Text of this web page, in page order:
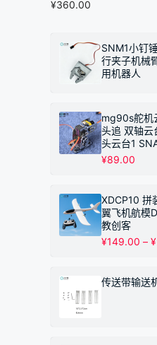
¥360.00
SNM1小钉
行夹子机械
用机器人
mg90s舵机
头追 双轴云
头云台1
带摄像头
¥89.00
XDCP10 拼
翼飞机航模
教创客
¥149.00 – ¥
传送带输送